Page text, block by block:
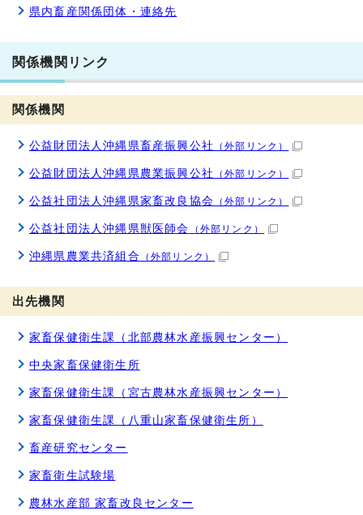
県内畜産関係団体・連絡先
関係機関リンク
関係機関
公益財団法人沖縄県畜産振興公社 （外部リンク）
公益財団法人沖縄県農業振興公社 （外部リンク）
公益社団法人沖縄県家畜改良協会 （外部リンク）
公益社団法人沖縄県獣医師会 （外部リンク）
沖縄県農業共済組合 （外部リンク）
出先機関
家畜保健衛生課（北部農林水産振興センター）
中央家畜保健衛生所
家畜保健衛生課（宮古農林水産振興センター）
家畜保健衛生課（八重山家畜保健衛生所）
畜産研究センター
家畜衛生試験場
農林水産部 家畜改良センター